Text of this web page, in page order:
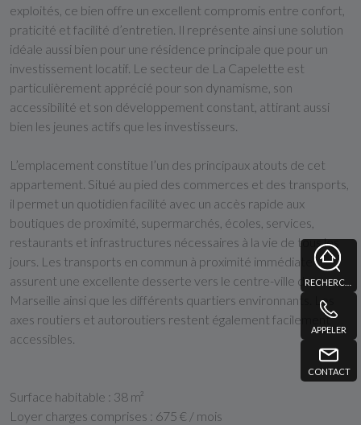
APPELER
CONTACT
exploités, ce bien offre un excellent compromis entre confort,
praticité et facilité d’entretien. Il représente ainsi une solution
idéale aussi bien pour une résidence principale que pour un
investissement locatif. Le secteur de La Capelette est
particulièrement apprécié pour son dynamisme, son
accessibilité et son développement constant, attirant aussi
bien les jeunes actifs que les investisseurs.
L’emplacement constitue l’un des principaux atouts de cet
appartement. Situé au pied des commerces et des transports,
il permet un quotidien facilité avec un accès rapide aux
boutiques de proximité, supermarchés, écoles, services,
restaurants et infrastructures nécessaires à la vie de tous les
jours. Les transports en commun à proximité immédiate
assurent une excellente desserte vers le centre-ville de
Marseille ainsi que les différents quartiers environnants. Les
axes routiers et autoroutiers restent également facilement
accessibles.
Surface habitable : 38 m²
Loyer charges comprises : 675 € / mois